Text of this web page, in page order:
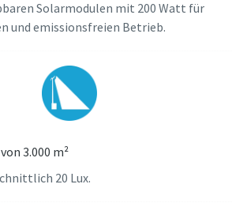
Solarmodulen mit 200 Watt für
und emissionsfreien Betrieb.
3.000 m²
20 Lux.